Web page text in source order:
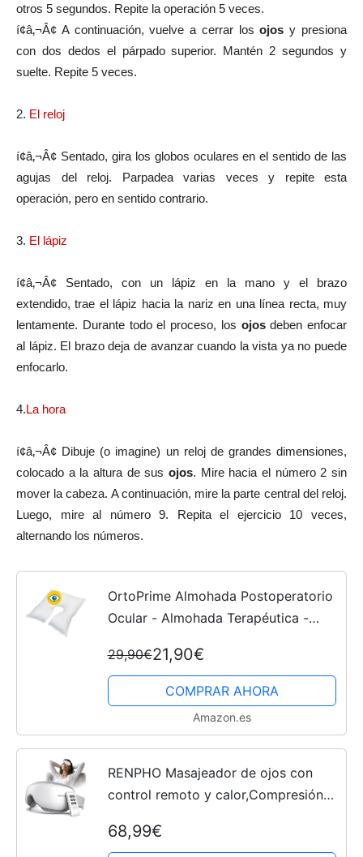
otros 5 segundos. Repite la operación 5 veces.
í¢â‚¬Â¢ A continuación, vuelve a cerrar losojosy presiona
con dos dedos el párpado superior. Mantén 2 segundos y
suelte. Repite 5 veces.
2. El reloj
í¢â‚¬Â¢ Sentado, gira los globos oculares en el sentido de las
agujas del reloj. Parpadea varias veces y repite esta
operación, pero en sentido contrario.
3. El lápiz
í¢â‚¬Â¢
Sentado, con un lápiz en la mano y el brazo
extendido, trae el lápiz hacia la nariz en una lí­nea recta, muy
lentamente. Durante todo el proceso, los ojosdeben enfocar
al lápiz. El brazo deja de avanzar cuando la vista ya no puede
enfocarlo.
4.La hora
í¢â‚¬Â¢ Dibuje (o imagine) un reloj de grandes dimensiones,
colocado a la altura de sus ojos. Mire hacia el número 2 sin
mover la cabeza. A continuación, mire la parte central del reloj.
Luego, mire al número 9. Repita el ejercicio 10 veces,
alternando los números.
OrtoPrime Almohada Postoperatorio
Ocular - Almohada Terapéutica -
Postoperatorio Alta Protección -
Almohada Ojos Calidad y...
29,90€21,90€
COMPRAR AHORA
Amazon.es
RENPHO Masajeador de ojos con
control remoto y calor,Compresión
tensión ocular Círculos oscuros
68,99€